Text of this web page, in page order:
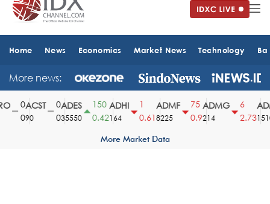
Home News Economics Market News Technology
More news:
ACST
90
ADES
35550
150
0.42
ADHI
164
0.61
ADMF
8225
75
0.9
ADMG
214
2.731510
More Market Data